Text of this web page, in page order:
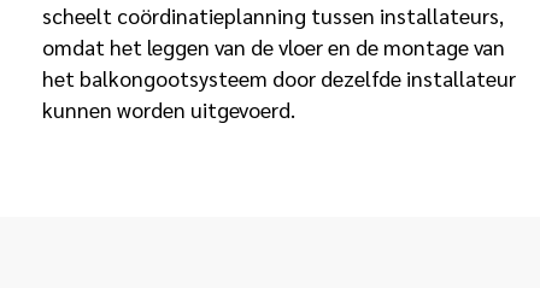
scheelt coördinatieplanning tussen installateurs,
omdat het leggen van de vloer en de montage van
het balkongootsysteem door dezelfde installateur
kunnen worden uitgevoerd.